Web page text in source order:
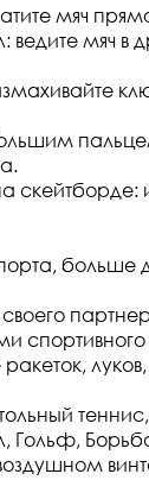
мяч
ведите мяч в
скейтборде:
больше
ракеток,
Гольф,